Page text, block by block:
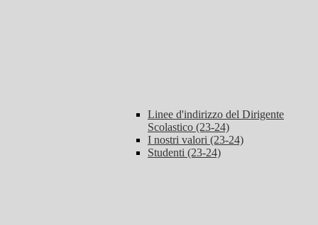
Linee d'indirizzo del Dirigente
Scolastico (23-24)
I nostri valori (23-24)
Studenti (23-24)